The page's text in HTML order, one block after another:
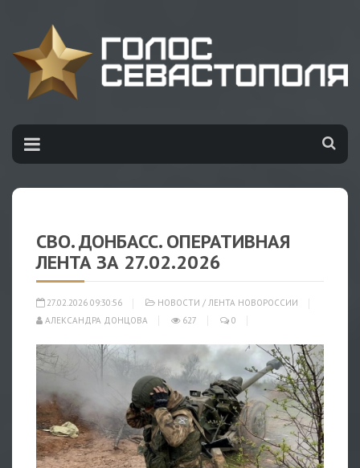
СВО. ДОНБАСС. ОПЕРАТИВНАЯ
ЛЕНТА ЗА 27.02.2026
27.02.2026 09:30:56 НОВОСТИ / ЛЕНТА НОВОРОССИИ
АЛЕКСАНДРА ДОНЦОВА
627 0